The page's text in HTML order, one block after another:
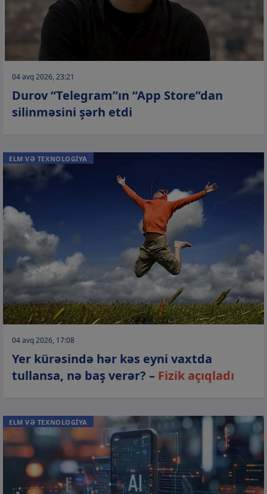
04 avq 2026, 23:21
Durov “Telegram”ın “App Store”dan
silinməsini şərh etdi
ELM VƏ TEXNOLOGİYA
04 avq 2026, 17:08
Yer kürəsində hər kəs eyni vaxtda
tullansa, nə baş verər? – Fizik açıqladı
ELM VƏ TEXNOLOGİYA